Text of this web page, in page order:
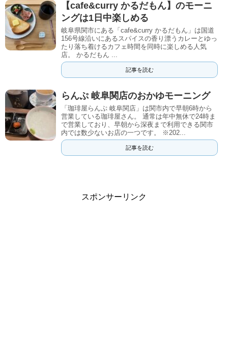
【cafe&curry かるだもん】のモーニ
ングは1日中楽しめる
岐阜県関市にある「cafe&curry かるだもん」は国道
156号線沿いにあるスパイスの香り漂うカレーとゆっ
たり落ち着けるカフェ時間を同時に楽しめる人気
店。 かるだもん ...
記事を読む
らんぷ 岐阜関店のおかゆモーニング
「珈琲屋らんぷ 岐阜関店」は関市内で早朝6時から
営業している珈琲屋さん。 通常は年中無休で24時ま
で営業しており、早朝から深夜まで利用できる関市
内では数少ないお店の一つです。 ※202...
記事を読む
スポンサーリンク